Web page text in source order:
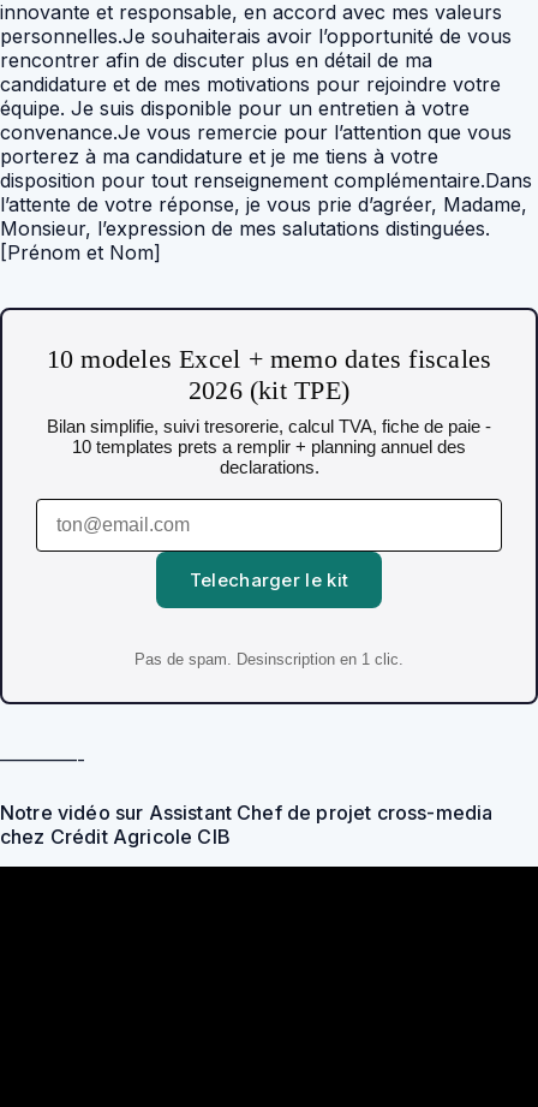
innovante et responsable, en accord avec mes valeurs
personnelles.Je souhaiterais avoir l’opportunité de vous
rencontrer afin de discuter plus en détail de ma
candidature et de mes motivations pour rejoindre votre
équipe. Je suis disponible pour un entretien à votre
convenance.Je vous remercie pour l’attention que vous
porterez à ma candidature et je me tiens à votre
disposition pour tout renseignement complémentaire.Dans
l’attente de votre réponse, je vous prie d’agréer, Madame,
Monsieur, l’expression de mes salutations distinguées.
[Prénom et Nom]
10 modeles Excel + memo dates fiscales
2026 (kit TPE)
Bilan simplifie, suivi tresorerie, calcul TVA, fiche de paie -
10 templates prets a remplir + planning annuel des
declarations.
Telecharger le kit
Pas de spam. Desinscription en 1 clic.
————-
Notre vidéo sur Assistant Chef de projet cross-media
chez Crédit Agricole CIB